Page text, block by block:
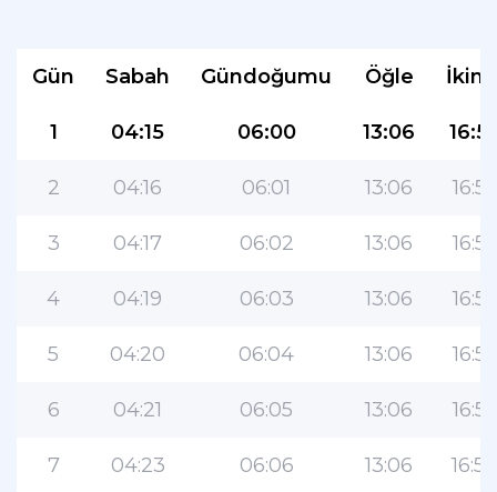
Gün Sabah Gündoğumu Öğle
1 04:15 06:00 13:06
2 04:16 06:01 13:06 16:56
3 04:17 06:02 13:06 16:56
4 04:19 06:03 13:06 16:56
5 04:20 06:04 13:06 16:55
6 04:21 06:05 13:06 16:55
7 04:23 06:06 13:06 16:54